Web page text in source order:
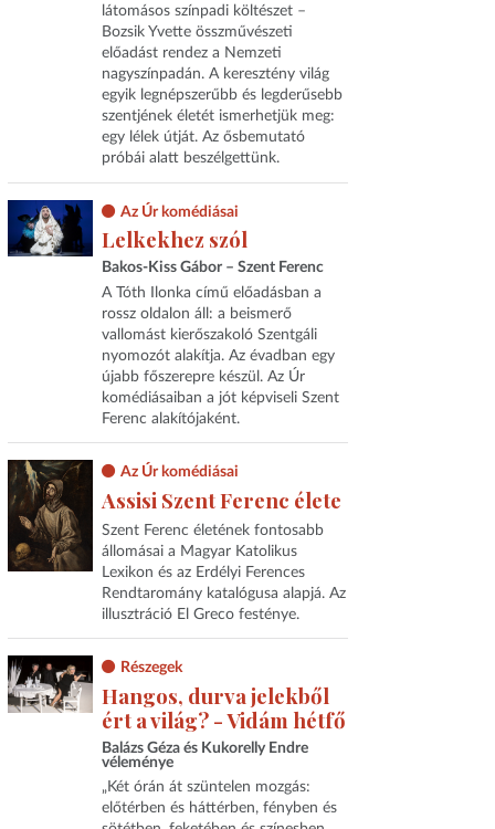
látomásos színpadi költészet –
Bozsik Yvette összművészeti
előadást rendez a Nemzeti
nagyszínpadán. A keresztény világ
egyik legnépszerűbb és legderűsebb
szentjének életét ismerhetjük meg:
egy lélek útját. Az ősbemutató
próbái alatt beszélgettünk.
Az Úr komédiásai
Lelkekhez szól
Bakos-Kiss Gábor – Szent Ferenc
A Tóth Ilonka című előadásban a
rossz oldalon áll: a beismerő
vallomást kierőszakoló Szentgáli
nyomozót alakítja. Az évadban egy
újabb főszerepre készül. Az Úr
komédiásaiban a jót képviseli Szent
Ferenc alakítójaként.
Az Úr komédiásai
Assisi Szent Ferenc élete
Szent Ferenc életének fontosabb
állomásai a Magyar Katolikus
Lexikon és az Erdélyi Ferences
Rendtaromány katalógusa alapjá. Az
illusztráció El Greco festénye.
Részegek
Hangos, durva jelekből
ért a világ? - Vidám hétfő
Balázs Géza és Kukorelly Endre
véleménye
„Két órán át szüntelen mozgás:
előtérben és háttérben, fényben és